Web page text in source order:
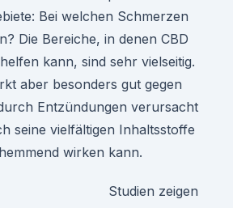
Bei welchen Schmerzen
Die Bereiche, in denen CBD
kann, sind sehr vielseitig.
aber besonders gut gegen
Entzündungen verursacht
seine vielfältigen Inhaltsstoffe
wirken kann.
Studien zeigen